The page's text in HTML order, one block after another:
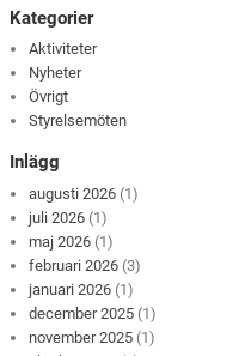
Kategorier
Aktiviteter
Nyheter
Övrigt
Styrelsemöten
Inlägg
augusti 2026 (1)
juli 2026 (1)
maj 2026 (1)
februari 2026 (3)
januari 2026 (1)
december 2025 (1)
november 2025 (1)